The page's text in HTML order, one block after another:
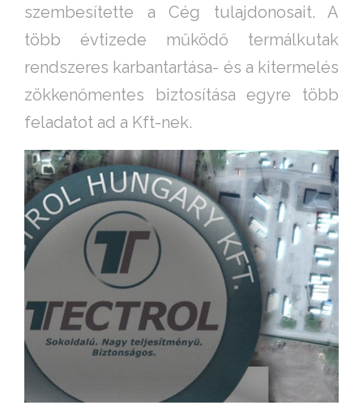
szembesítette a Cég tulajdonosait. A
több évtizede működő termálkutak
rendszeres karbantartása- és a kitermelés
zökkenőmentes biztosítása egyre több
feladatot ad a Kft-nek.